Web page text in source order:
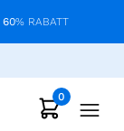
60% RABATT
0